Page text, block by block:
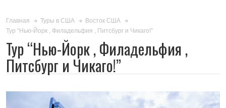
Главная Туры в США
Восток США
Тур “Нью-Йорк , Филадельфия , Питсбург и Чикаго!”
Тур “Нью-Йорк , Филадельфия ,
Питсбург и Чикаго!”